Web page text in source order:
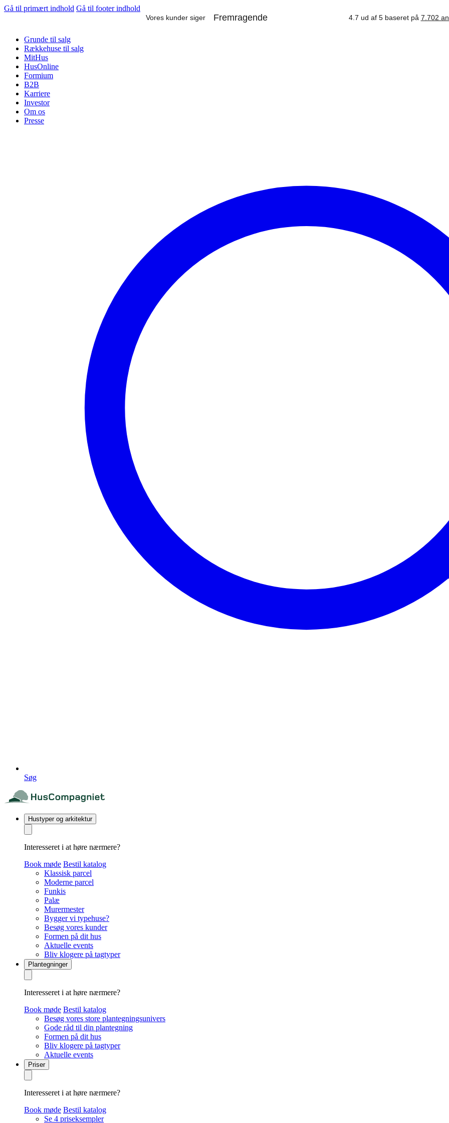
Gå til primært indhold Gå til footer indhold
Grunde til salg
Rækkehuse til salg
MitHus
HusOnline
Formium
B2B
Karriere
Investor
Om os
Presse
Søg
Hustyper og arkitektur
Interesseret i at høre nærmere?
Book møde Bestil katalog
Klassisk parcel
Moderne parcel
Funkis
Palæ
Murermester
Bygger vi typehuse?
Besøg vores kunder
Formen på dit hus
Aktuelle events
Bliv klogere på tagtyper
Plantegninger
Interesseret i at høre nærmere?
Book møde Bestil katalog
Besøg vores store plantegningsunivers
Gode råd til din plantegning
Formen på dit hus
Bliv klogere på tagtyper
Aktuelle events
Priser
Interesseret i at høre nærmere?
Book møde Bestil katalog
Se 4 priseksempler